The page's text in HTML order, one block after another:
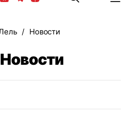
Новости